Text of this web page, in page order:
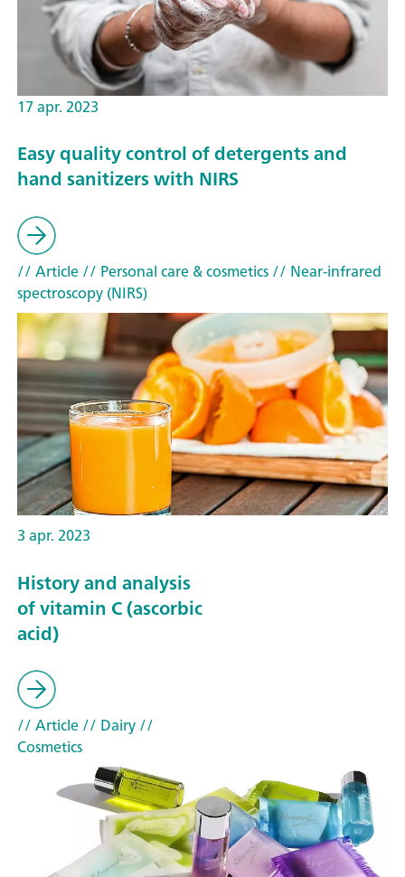
17 apr. 2023
Easy quality control of detergents and
hand sanitizers with NIRS
// Article// Personal care & cosmetics// Near-infrared
spectroscopy (NIRS)
3 apr. 2023
History and analysis
of vitamin C (ascorbic
acid)
// Article// Dairy//
Cosmetics